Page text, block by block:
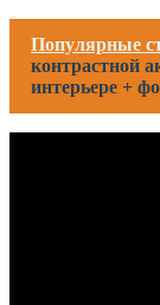
Популярные
контрастной
интерьере +